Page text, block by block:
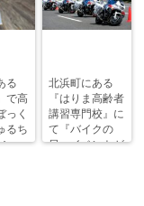
る
で高
っく
るち
ー
北浜町にある
『はりま高齢者
講習専門校』に
て『バイクの
日』イベントが